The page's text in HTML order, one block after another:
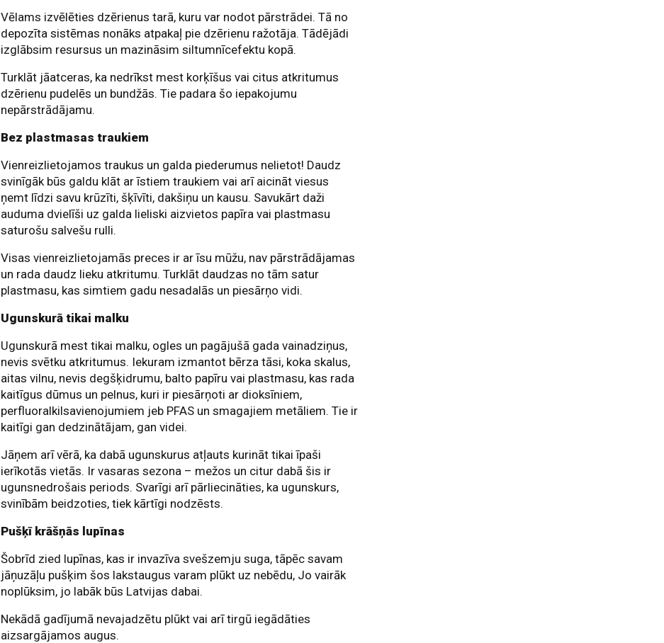
Vēlams izvēlēties dzērienus tarā, kuru var nodot pārstrādei. Tā no
depozīta sistēmas nonāks atpakaļ pie dzērienu ražotāja. Tādējādi
izglābsim resursus un mazināsim siltumnīcefektu kopā.
Turklāt jāatceras, ka nedrīkst mest korķīšus vai citus atkritumus
dzērienu pudelēs un bundžās. Tie padara šo iepakojumu
nepārstrādājamu.
Bez plastmasas traukiem
Vienreizlietojamos traukus un galda piederumus nelietot! Daudz
svinīgāk būs galdu klāt ar īstiem traukiem vai arī aicināt viesus
ņemt līdzi savu krūzīti, šķīvīti, dakšiņu un kausu. Savukārt daži
auduma dvielīši uz galda lieliski aizvietos papīra vai plastmasu
saturošu salvešu rulli.
Visas vienreizlietojamās preces ir ar īsu mūžu, nav pārstrādājamas
un rada daudz lieku atkritumu. Turklāt daudzas no tām satur
plastmasu, kas simtiem gadu nesadalās un piesārņo vidi.
Ugunskurā tikai malku
Ugunskurā mest tikai malku, ogles un pagājušā gada vainadziņus,
nevis svētku atkritumus. Iekuram izmantot bērza tāsi, koka skalus,
aitas vilnu, nevis degšķidrumu, balto papīru vai plastmasu, kas rada
kaitīgus dūmus un pelnus, kuri ir piesārņoti ar dioksīniem,
perfluoralkilsavienojumiem jeb PFAS un smagajiem metāliem. Tie ir
kaitīgi gan dedzinātājam, gan videi.
Jāņem arī vērā, ka dabā ugunskurus atļauts kurināt tikai īpaši
ierīkotās vietās. Ir vasaras sezona – mežos un citur dabā šis ir
ugunsnedrošais periods. Svarīgi arī pārliecināties, ka ugunskurs,
svinībām beidzoties, tiek kārtīgi nodzēsts.
Pušķī krāšņās lupīnas
Šobrīd zied lupīnas, kas ir invazīva svešzemju suga, tāpēc savam
jāņuzāļu pušķim šos lakstaugus varam plūkt uz nebēdu, Jo vairāk
noplūksim, jo labāk būs Latvijas dabai.
Nekādā gadījumā nevajadzētu plūkt vai arī tirgū iegādāties
aizsargājamos augus.